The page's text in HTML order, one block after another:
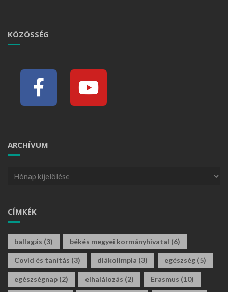
KÖZÖSSÉG
ARCHÍVUM
CÍMKÉK
ballagás (3) békés megyei kormányhivatal (6)
Covid és tanítás (3) diákolimpia (3) egészség (5)
egészségnap (2) elhalálozás (2) Erasmus (10)